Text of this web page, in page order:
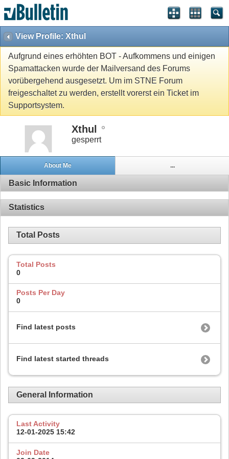
View Profile: Xthul
Aufgrund eines erhöhten BOT - Aufkommens und einigen
Spamattacken wurde der Mailversand des Forums
vorübergehend ausgesetzt. Um im STNE Forum
freigeschaltet zu werden, erstellt vorerst ein Ticket im
Supportsystem.
Xthul
gesperrt
About Me ...
Basic Information
Statistics
Total Posts
Total Posts
0
Posts Per Day
0
Find latest posts
Find latest started threads
General Information
Last Activity
12-01-2025 15:42
Join Date